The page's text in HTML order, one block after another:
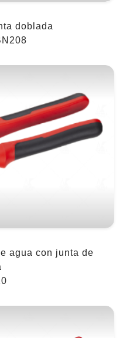
doblada
agua con junta de